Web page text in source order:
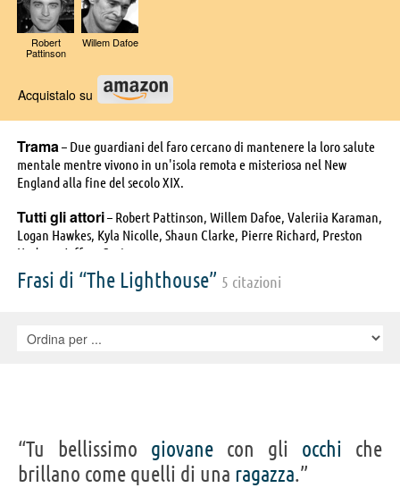
Robert
Pattinson
Willem Dafoe
Acquistalo su
Trama– Due guardiani del faro cercano di mantenere la loro salute
mentale mentre vivono in un'isola remota e misteriosa nel New
England alla fine del secolo XIX.
Tutti gli attori– Robert Pattinson, Willem Dafoe, Valeriia Karaman,
Logan Hawkes, Kyla Nicolle, Shaun Clarke, Pierre Richard, Preston
Hudson, Jeffrey Cruts
Frasi di “The Lighthouse” 5 citazioni
“Tu bellissimo giovane con gli occhi che
brillano come quelli di una ragazza.”